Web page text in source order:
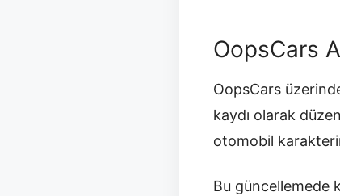
OopsCars
OopsCars
kaydı olarak
otomobil
Bu güncellemede